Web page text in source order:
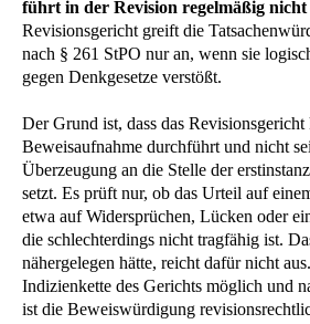
führt in der Revision regelmäßig
Revisionsgericht greift die
nach § 261 StPO nur an, wenn sie
gegen Denkgesetze verstößt.
Der Grund ist, dass das Revisionsgericht
Beweisaufnahme durchführt und nicht
Überzeugung an die Stelle der
setzt. Es prüft nur, ob das Urteil auf
etwa auf Widersprüchen, Lücken oder
die schlechterdings nicht tragfähig ist.
nähergelegen hätte, reicht dafür nicht
Indizienkette des Gerichts möglich und
ist die Beweiswürdigung